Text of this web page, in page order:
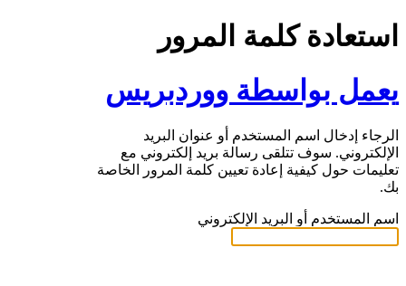
استعادة كلمة المرور
يعمل بواسطة ووردبريس
الرجاء إدخال اسم المستخدم أو عنوان البريد
الإلكتروني. سوف تتلقى رسالة بريد إلكتروني مع
تعليمات حول كيفية إعادة تعيين كلمة المرور الخاصة
بك.
اسم المستخدم أو البريد الإلكتروني